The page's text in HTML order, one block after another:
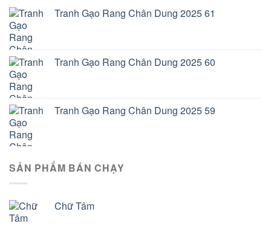
Tranh Gạo Rang Chân Dung 2025 61
Tranh Gạo Rang Chân Dung 2025 60
Tranh Gạo Rang Chân Dung 2025 59
SẢN PHẨM BÁN CHẠY
Chữ Tâm